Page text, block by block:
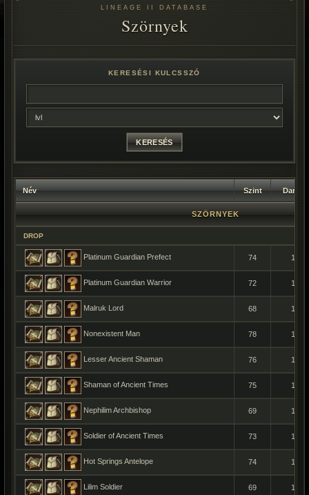
LINEAGE II DATABASE
Szörnyek
KERESÉSI KULCSSZÓ
Név Szint Darab
SZÖRNYEK
DROP
Platinum Guardian Prefect 74 1
Platinum Guardian Warrior 72 1
Malruk Lord 68 1
Nonexistent Man 78 1
Lesser Ancient Shaman 76 1
Shaman of Ancient Times 75 1
Nephilim Archbishop 69 1
Soldier of Ancient Times 73 1
Hot Springs Antelope 74 1
Lilim Soldier 69 1